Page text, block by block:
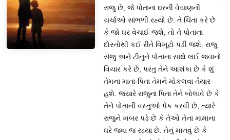
રાજુ છે, જે પોતાના ઘરની વેચાણની
ચર્ચાઓ સાંભળી રહ્યો છે. તે ચિંતા કરે છે
કે જો ઘર વેચાઈ જશે, તો તે પોતાના
દોસ્તોથી કઈ રીતે વિખૂટો પડી જશે. રાજુ
સંજુ અને ટીનુને પોતાના સાથે લઈ જવાનો
વિચાર કરે છે, પરંતુ તેને આશંકા છે કે શું
તેમના માતા-પિતા તેમને મોકલવા તૈયાર
હશે. જ્યારે રાજુના પિતા તેને બોલાવે છે કે
તેને પોતાની વસ્તુઓ પેક કરવી છે, ત્યારે
રાજુને ખબર પડે છે કે તેઓ તેના મામાના
ઘરે જવા જ રહ્યા છે. તેનું માનવું છે કે